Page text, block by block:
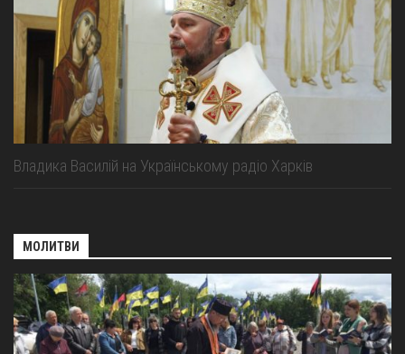
Владика Василій на Українському радіо Харків
МОЛИТВИ